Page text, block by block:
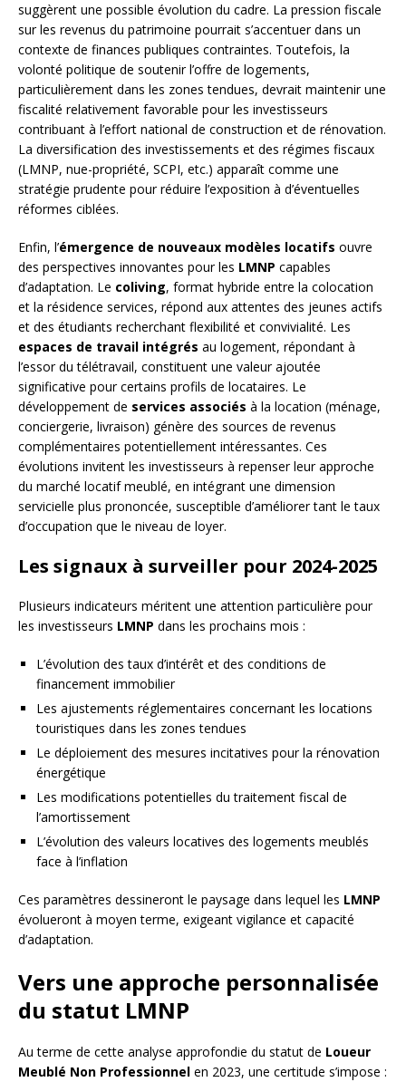
suggèrent une possible évolution du cadre. La pression fiscale
sur les revenus du patrimoine pourrait s’accentuer dans un
contexte de finances publiques contraintes. Toutefois, la
volonté politique de soutenir l’offre de logements,
particulièrement dans les zones tendues, devrait maintenir une
fiscalité relativement favorable pour les investisseurs
contribuant à l’effort national de construction et de rénovation.
La diversification des investissements et des régimes fiscaux
(LMNP, nue-propriété, SCPI, etc.) apparaît comme une
stratégie prudente pour réduire l’exposition à d’éventuelles
réformes ciblées.
Enfin, l’émergence de nouveaux modèles locatifs ouvre
des perspectives innovantes pour les LMNP capables
d’adaptation. Le coliving, format hybride entre la colocation
et la résidence services, répond aux attentes des jeunes actifs
et des étudiants recherchant flexibilité et convivialité. Les
espaces de travail intégrés au logement, répondant à
l’essor du télétravail, constituent une valeur ajoutée
significative pour certains profils de locataires. Le
développement de services associés à la location (ménage,
conciergerie, livraison) génère des sources de revenus
complémentaires potentiellement intéressantes. Ces
évolutions invitent les investisseurs à repenser leur approche
du marché locatif meublé, en intégrant une dimension
servicielle plus prononcée, susceptible d’améliorer tant le taux
d’occupation que le niveau de loyer.
Les signaux à surveiller pour 2024-2025
Plusieurs indicateurs méritent une attention particulière pour
les investisseurs LMNP dans les prochains mois :
L’évolution des taux d’intérêt et des conditions de
financement immobilier
Les ajustements réglementaires concernant les locations
touristiques dans les zones tendues
Le déploiement des mesures incitatives pour la rénovation
énergétique
Les modifications potentielles du traitement fiscal de
l’amortissement
L’évolution des valeurs locatives des logements meublés
face à l’inflation
Ces paramètres dessineront le paysage dans lequel les LMNP
évolueront à moyen terme, exigeant vigilance et capacité
d’adaptation.
Vers une approche personnalisée
du statut LMNP
Au terme de cette analyse approfondie du statut de Loueur
Meublé Non Professionnel en 2023, une certitude s’impose :